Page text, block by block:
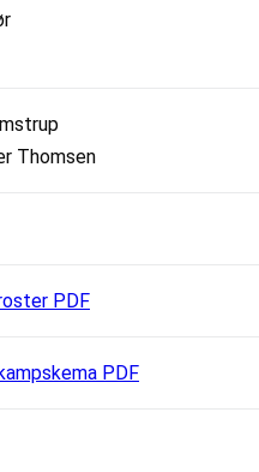
Thomsen
PDF
PDF